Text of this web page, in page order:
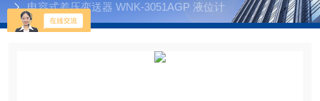
电容式差压变送器 WNK-3051AGP 液位计